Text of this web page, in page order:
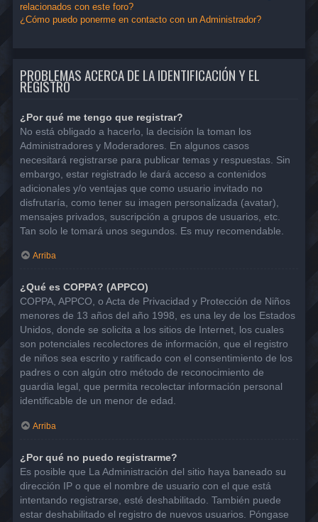
relacionados con este foro?
¿Cómo puedo ponerme en contacto con un Administrador?
PROBLEMAS ACERCA DE LA IDENTIFICACIÓN Y EL
REGISTRO
¿Por qué me tengo que registrar?
No está obligado a hacerlo, la decisión la toman los
Administradores y Moderadores. En algunos casos
necesitará registrarse para publicar temas y respuestas. Sin
embargo, estar registrado le dará acceso a contenidos
adicionales y/o ventajas que como usuario invitado no
disfrutaría, como tener su imagen personalizada (avatar),
mensajes privados, suscripción a grupos de usuarios, etc.
Tan solo le tomará unos segundos. Es muy recomendable.
Arriba
¿Qué es COPPA? (APPCO)
COPPA, APPCO, o Acta de Privacidad y Protección de Niños
menores de 13 años del año 1998, es una ley de los Estados
Unidos, donde se solicita a los sitios de Internet, los cuales
son potenciales recolectores de información, que el registro
de niños sea escrito y ratificado con el consentimiento de los
padres o con algún otro método de reconocimiento de
guardia legal, que permita recolectar información personal
identificable de un menor de edad.
Arriba
¿Por qué no puedo registrarme?
Es posible que La Administración del sitio haya baneado su
dirección IP o que el nombre de usuario con el que está
intentando registrarse, esté deshabilitado. También puede
estar deshabilitado el registro de nuevos usuarios. Póngase